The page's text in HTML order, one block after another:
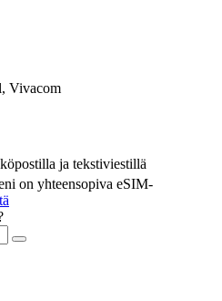
Vivacom
ja tekstiviestillä
on yhteensopiva eSIM-